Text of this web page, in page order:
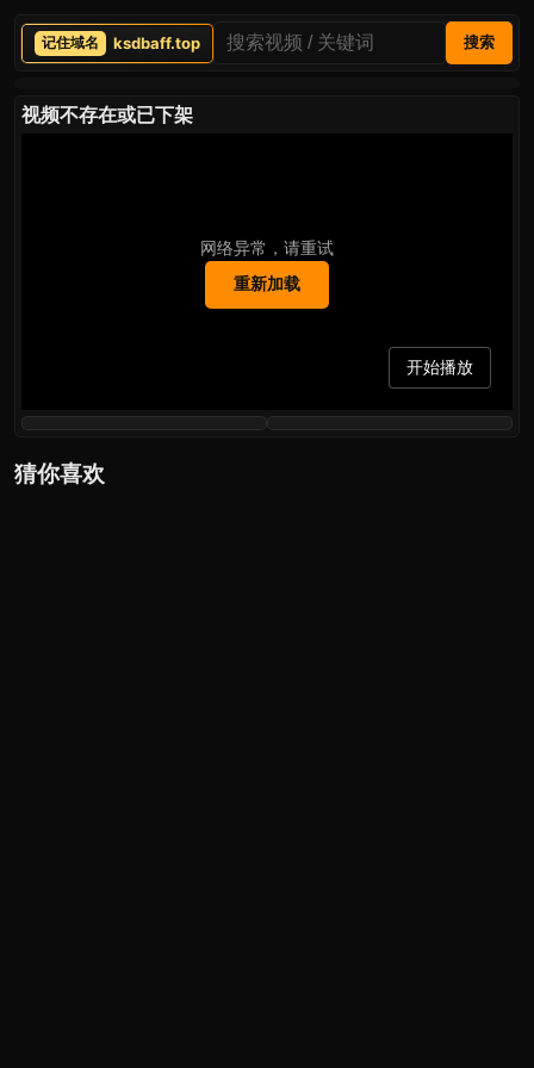
ksdbaff.top 搜索
视频不存在或已下架
网络异常，请重试
重新加载
开始播放
猜你喜欢